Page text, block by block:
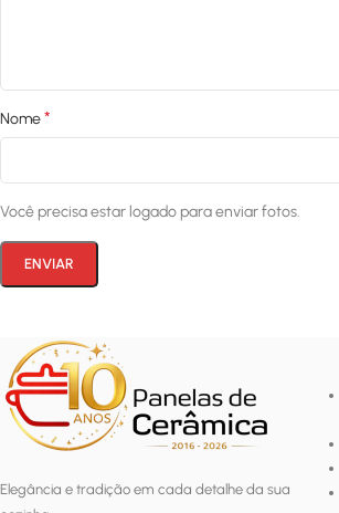
Nome*
Você precisa estar logado para enviar fotos.
Elegância e tradição em cada detalhe da sua